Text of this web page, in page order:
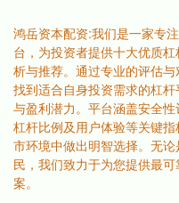
鸿岳资本配资:我们是一家专
台，为投资者提供十大优质
析与推荐。通过专业的评估
找到适合自身投资需求的杠
与盈利潜力。平台涵盖安全性
杠杆比例及用户体验等关键
市环境中做出明智选择。无
民，我们致力于为您提供最
案。